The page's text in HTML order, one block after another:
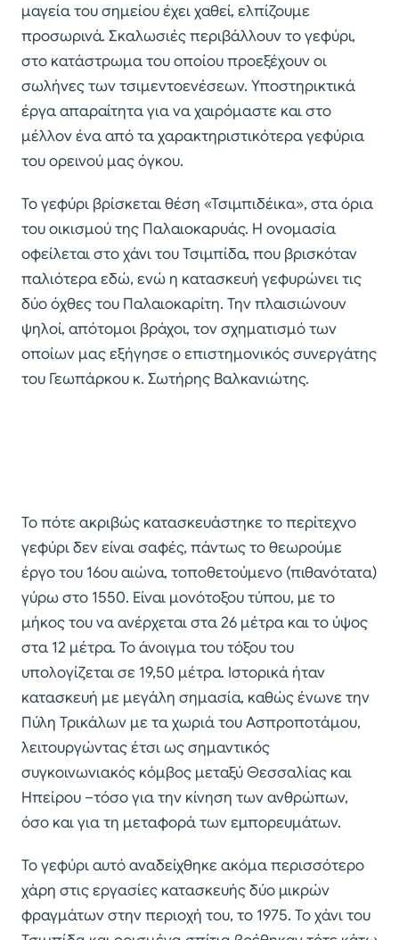
μαγεία του σημείου έχει χαθεί, ελπίζουμε
προσωρινά. Σκαλωσιές περιβάλλουν το γεφύρι,
στο κατάστρωμα του οποίου προεξέχουν οι
σωλήνες των τσιμεντοενέσεων. Υποστηρικτικά
έργα απαραίτητα για να χαιρόμαστε και στο
μέλλον ένα από τα χαρακτηριστικότερα γεφύρια
του ορεινού μας όγκου.
Το γεφύρι βρίσκεται θέση «Τσιμπιδέικα», στα όρια
του οικισμού της Παλαιοκαρυάς. Η ονομασία
οφείλεται στο χάνι του Τσιμπίδα, που βρισκόταν
παλιότερα εδώ, ενώ η κατασκευή γεφυρώνει τις
δύο όχθες του Παλαιοκαρίτη. Την πλαισιώνουν
ψηλοί, απότομοι βράχοι, τον σχηματισμό των
οποίων μας εξήγησε ο επιστημονικός συνεργάτης
του Γεωπάρκου κ. Σωτήρης Βαλκανιώτης.
Το πότε ακριβώς κατασκευάστηκε το περίτεχνο
γεφύρι δεν είναι σαφές, πάντως το θεωρούμε
έργο του 16ου αιώνα, τοποθετούμενο (πιθανότατα)
γύρω στο 1550. Είναι μονότοξου τύπου, με το
μήκος του να ανέρχεται στα 26 μέτρα και το ύψος
στα 12 μέτρα. Το άνοιγμα του τόξου του
υπολογίζεται σε 19,50 μέτρα. Ιστορικά ήταν
κατασκευή με μεγάλη σημασία, καθώς ένωνε την
Πύλη Τρικάλων με τα χωριά του Ασπροποτάμου,
λειτουργώντας έτσι ως σημαντικός
συγκοινωνιακός κόμβος μεταξύ Θεσσαλίας και
Ηπείρου –τόσο για την κίνηση των ανθρώπων,
όσο και για τη μεταφορά των εμπορευμάτων.
Το γεφύρι αυτό αναδείχθηκε ακόμα περισσότερο
χάρη στις εργασίες κατασκευής δύο μικρών
φραγμάτων στην περιοχή του, το 1975. Το χάνι του